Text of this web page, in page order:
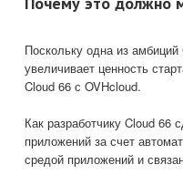
Поскольку одна из
увеличивает ценность
Cloud 66 с OVHcloud.
Как разработчику Cloud
приложений за счет
средой приложений и